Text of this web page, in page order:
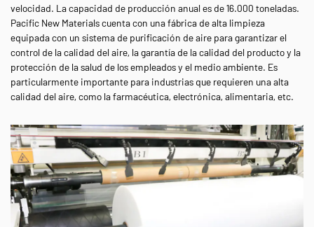
velocidad. La capacidad de producción anual es de 16.000 toneladas.
Pacific New Materials cuenta con una fábrica de alta limpieza
equipada con un sistema de purificación de aire para garantizar el
control de la calidad del aire, la garantía de la calidad del producto y la
protección de la salud de los empleados y el medio ambiente. Es
particularmente importante para industrias que requieren una alta
calidad del aire, como la farmacéutica, electrónica, alimentaria, etc.